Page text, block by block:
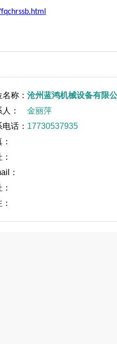
称： 沧州蓝鸿机械设备有限
：
金丽萍
话： 17730537935
：